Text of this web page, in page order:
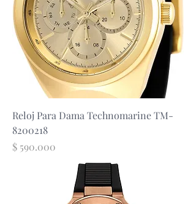
Reloj Para Dama Technomarine TM-
8200218
Precio
$ 590.000